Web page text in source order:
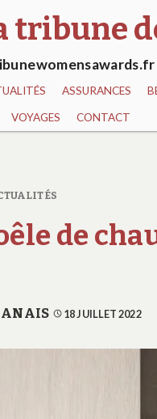
tribune
ASSURANCES
VOYAGES CONTACT
de
ANAIS 18 JUILLET 2022